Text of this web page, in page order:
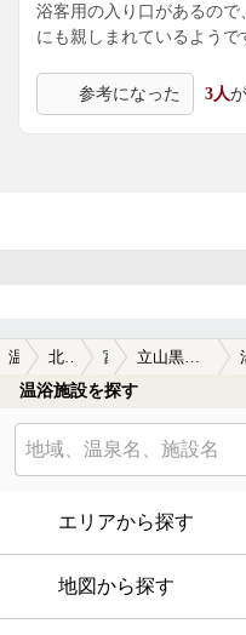
浴客用の入り口があるの
にも親しまれているようで
参考になった 3人
温泉TOP 北陸・甲信越 富山県 立山黒部アルペンルート周辺
温浴施設を探す
エリアから探す
地図から探す